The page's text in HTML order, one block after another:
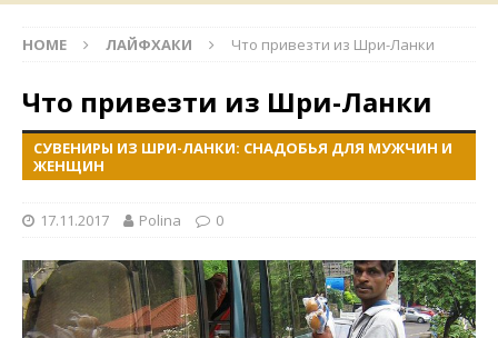
HOME ЛАЙФХАКИ Что привезти из Шри-Ланки
Что привезти из Шри-Ланки
СУВЕНИРЫ ИЗ ШРИ-ЛАНКИ: СНАДОБЬЯ ДЛЯ МУЖЧИН И
ЖЕНЩИН
17.11.2017 Polina 0